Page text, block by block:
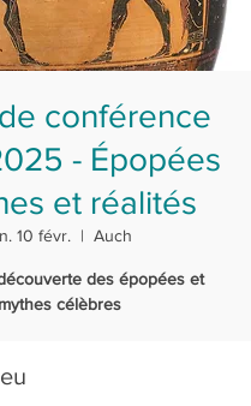
conférence
- Épopées
et réalités
10 févr.
  |
Auch
des épopées et
mythes célèbres